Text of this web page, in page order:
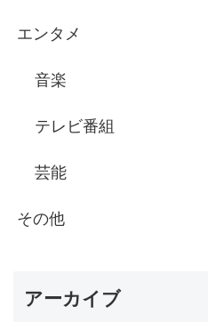
エンタメ
音楽
テレビ番組
芸能
その他
アーカイブ